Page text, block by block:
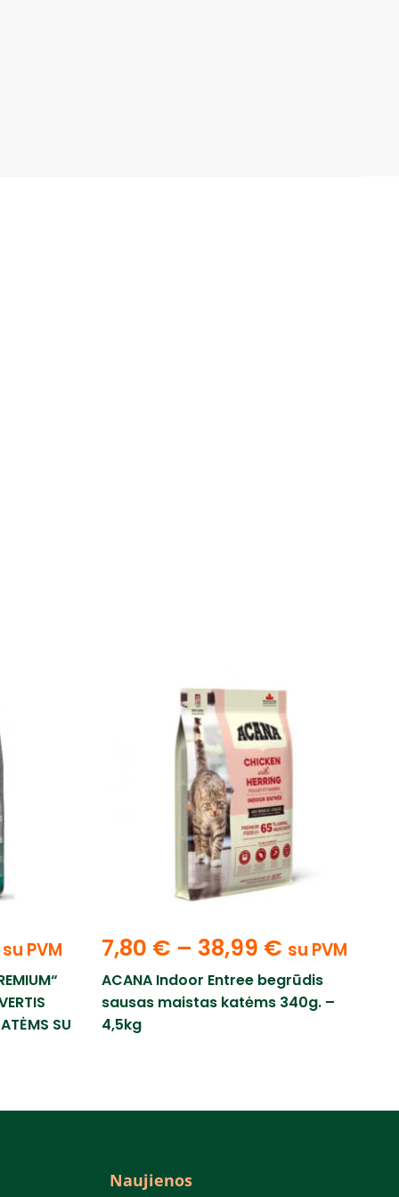
su PVM
SU
7,80 € – 38,99 € su PVM
ACANA Indoor Entree begrūdis
sausas maistas katėms 340g. –
4,5kg
Naujienos